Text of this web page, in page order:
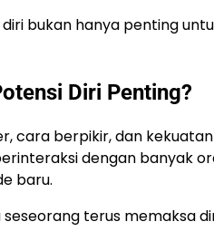
bukan hanya penting
Diri Penting?
cara berpikir, dan
dengan banyak
baru.
terus memaksa